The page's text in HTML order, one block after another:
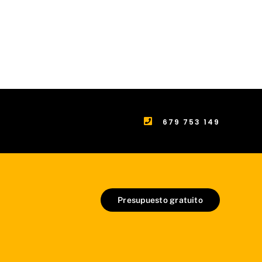
679 753 149
Presupuesto gratuito